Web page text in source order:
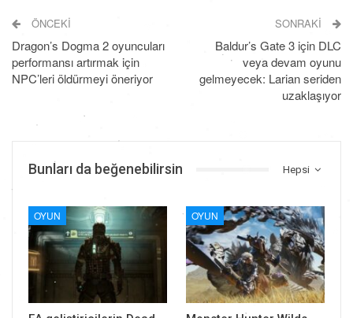
ÖNCEKI
Dragon’s Dogma 2 oyuncuları
performansı artırmak için
NPC’leri öldürmeyi öneriyor
SONRAKI
Baldur’s Gate 3 için DLC
veya devam oyunu
gelmeyecek: Larian seriden
uzaklaşıyor
Hepsi
Bunları da beğenebilirsin
OYUN OYUN